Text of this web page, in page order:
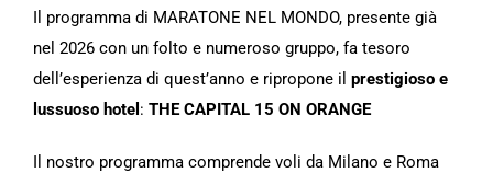
Il programma di MARATONE NEL MONDO, presente già
nel 2026 con un folto e numeroso gruppo, fa tesoro
dell’esperienza di quest’anno e ripropone il prestigioso e
lussuoso hotel : THE CAPITAL 15 ON ORANGE
Il nostro programma comprende voli da Milano e Roma